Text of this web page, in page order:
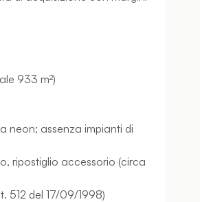
933 m²)
neon; assenza impianti di
ripostiglio accessorio (circa
512 del 17/09/1998)